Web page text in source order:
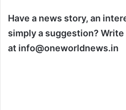
Have a news story, an
simply a suggestion? Write
at info@oneworldnews.in